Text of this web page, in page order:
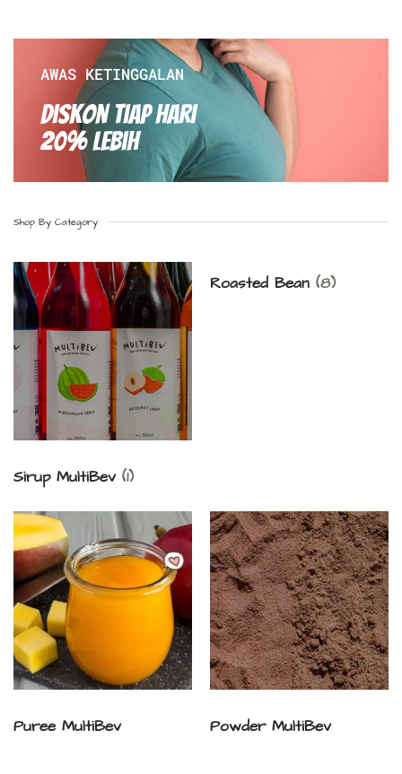
AWAS KETINGGALAN
Diskon Tiap hari
20% Lebih
Shop By Category
Sirup MultiBev (1)
Roasted Bean (8)
Puree MultiBev Powder MultiBev